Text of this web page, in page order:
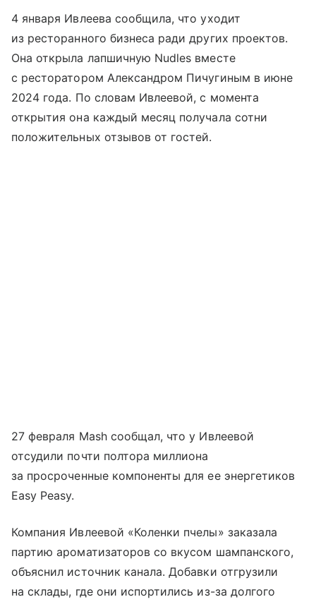
4 января Ивлеева сообщила, что уходит
из ресторанного бизнеса ради других проектов.
Она открыла лапшичную Nudles вместе
с ресторатором Александром Пичугиным в июне
2024 года. По словам Ивлеевой, с момента
открытия она каждый месяц получала сотни
положительных отзывов от гостей.
27 февраля Mash сообщал, что у Ивлеевой
отсудили почти полтора миллиона
за просроченные компоненты для ее энергетиков
Easy Peasy.
Компания Ивлеевой «Коленки пчелы» заказала
партию ароматизаторов со вкусом шампанского,
объяснил источник канала. Добавки отгрузили
на склады, где они испортились из-за долгого